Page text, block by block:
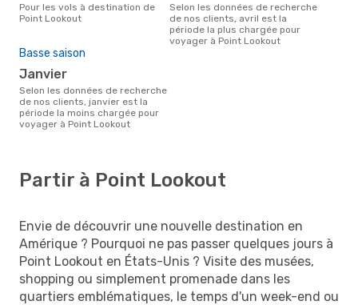
Pour les vols à destination de
Point Lookout
Selon les données de recherche
de nos clients, avril est la
période la plus chargée pour
voyager à Point Lookout
Basse saison
janvier
Selon les données de recherche
de nos clients, janvier est la
période la moins chargée pour
voyager à Point Lookout
Partir à Point Lookout
Envie de découvrir une nouvelle destination en
Amérique ? Pourquoi ne pas passer quelques jours à
Point Lookout en États-Unis ? Visite des musées,
shopping ou simplement promenade dans les
quartiers emblématiques, le temps d'un week-end ou